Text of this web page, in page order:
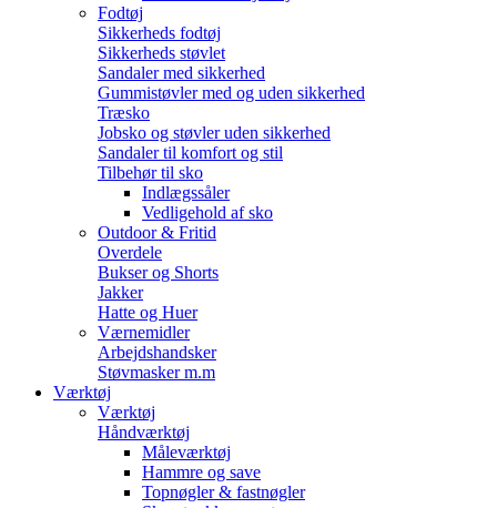
Fodtøj
Sikkerheds fodtøj
Sikkerheds støvlet
Sandaler med sikkerhed
Gummistøvler med og uden sikkerhed
Træsko
Jobsko og støvler uden sikkerhed
Sandaler til komfort og stil
Tilbehør til sko
Indlægssåler
Vedligehold af sko
Outdoor & Fritid
Overdele
Bukser og Shorts
Jakker
Hatte og Huer
Værnemidler
Arbejdshandsker
Støvmasker m.m
Værktøj
Værktøj
Håndværktøj
Måleværktøj
Hammre og save
Topnøgler & fastnøgler